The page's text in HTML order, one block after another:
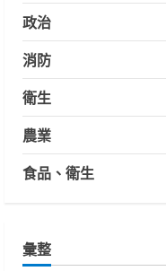
政治
消防
衛生
農業
食品、衛生
彙整